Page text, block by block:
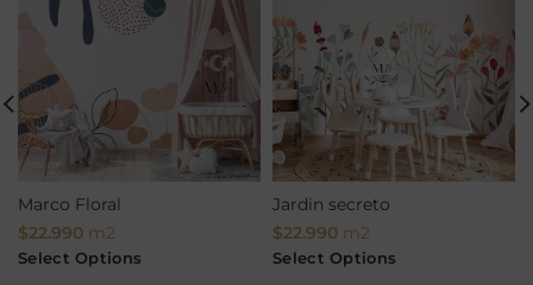
Marco Floral
$22.990 m2
Select Options
Jardin secreto
$22.990 m2
Select Options